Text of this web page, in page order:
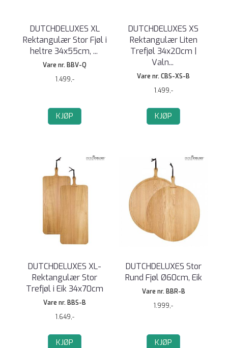
DUTCHDELUXES XL
Rektangulær Stor Fjøl i
heltre 34x55cm, ...
Vare nr. BBV-Q
1.499,-
KJØP
DUTCHDELUXES XS
Rektangulær Liten
Trefjøl 34x20cm |
Valn...
Vare nr. CBS-XS-B
1.499,-
KJØP
DUTCHDELUXES XL-
Rektangulær Stor
Trefjøl i Eik 34x70cm
Vare nr. BBS-B
1.649,-
KJØP
DUTCHDELUXES Stor
Rund Fjøl Ø60cm, Eik
Vare nr. BBR-B
1.999,-
KJØP